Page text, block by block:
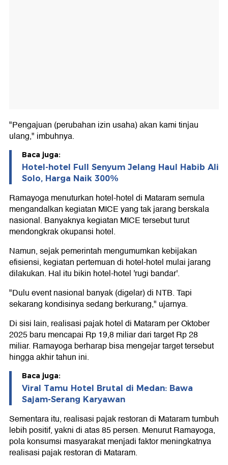
"Pengajuan (perubahan izin usaha) akan kami tinjau
ulang," imbuhnya.
Baca juga:
Hotel-hotel Full Senyum Jelang Haul Habib Ali
Solo, Harga Naik 300%
Ramayoga menuturkan hotel-hotel di Mataram semula
mengandalkan kegiatan MICE yang tak jarang berskala
nasional. Banyaknya kegiatan MICE tersebut turut
mendongkrak okupansi hotel.
Namun, sejak pemerintah mengumumkan kebijakan
efisiensi, kegiatan pertemuan di hotel-hotel mulai jarang
dilakukan. Hal itu bikin hotel-hotel 'rugi bandar'.
"Dulu event nasional banyak (digelar) di NTB. Tapi
sekarang kondisinya sedang berkurang," ujarnya.
Di sisi lain, realisasi pajak hotel di Mataram per Oktober
2025 baru mencapai Rp 19,8 miliar dari target Rp 28
miliar. Ramayoga berharap bisa mengejar target tersebut
hingga akhir tahun ini.
Baca juga:
Viral Tamu Hotel Brutal di Medan: Bawa
Sajam-Serang Karyawan
Sementara itu, realisasi pajak restoran di Mataram tumbuh
lebih positif, yakni di atas 85 persen. Menurut Ramayoga,
pola konsumsi masyarakat menjadi faktor meningkatnya
realisasi pajak restoran di Mataram.